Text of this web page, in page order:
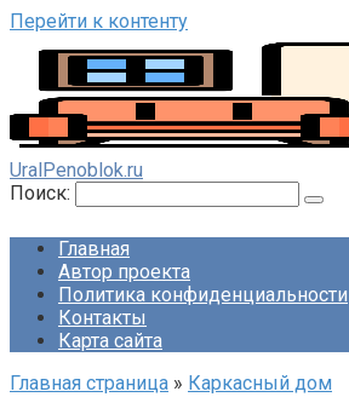
Перейти к контенту
UralPenoblok.ru
Поиск:
Главная
Автор проекта
Политика конфиденциальности
Контакты
Карта сайта
Главная страница » Каркасный дом